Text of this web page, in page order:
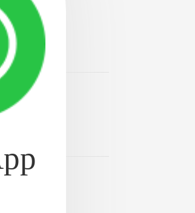
2024-08-20
！
2024-08-20